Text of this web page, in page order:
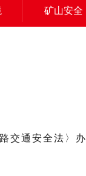
矿山安全
交通安全法〉办